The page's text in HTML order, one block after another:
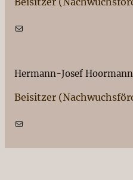
E-Mail
Hermann-Josef Hoormann
Beisitzer
E-Mail